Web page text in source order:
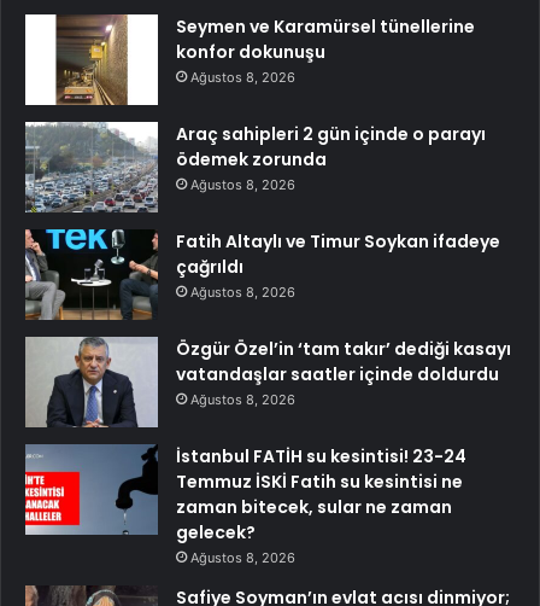
Seymen ve Karamürsel tünellerine
konfor dokunuşu
Ağustos 8, 2026
Araç sahipleri 2 gün içinde o parayı
ödemek zorunda
Ağustos 8, 2026
Fatih Altaylı ve Timur Soykan ifadeye
çağrıldı
Ağustos 8, 2026
Özgür Özel’in ‘tam takır’ dediği kasayı
vatandaşlar saatler içinde doldurdu
Ağustos 8, 2026
İstanbul FATİH su kesintisi! 23-24
Temmuz İSKİ Fatih su kesintisi ne
zaman bitecek, sular ne zaman
gelecek?
Ağustos 8, 2026
Safiye Soyman’ın evlat acısı dinmiyor;